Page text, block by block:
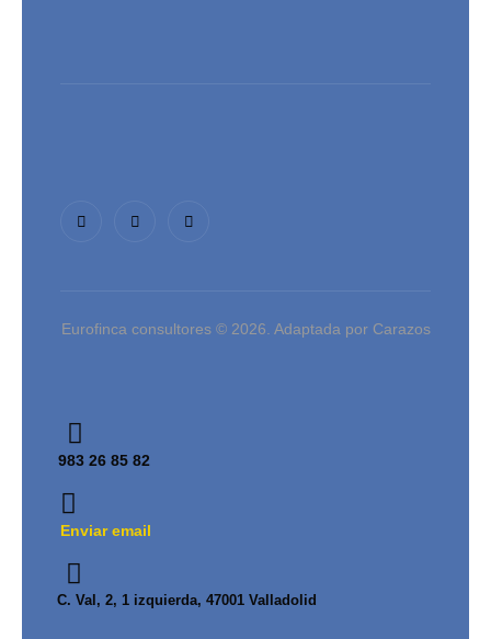
Eurofinca consultores © 2026. Adaptada por Carazos
983 26 85 82
Enviar email
C. Val, 2, 1 izquierda, 47001 Valladolid